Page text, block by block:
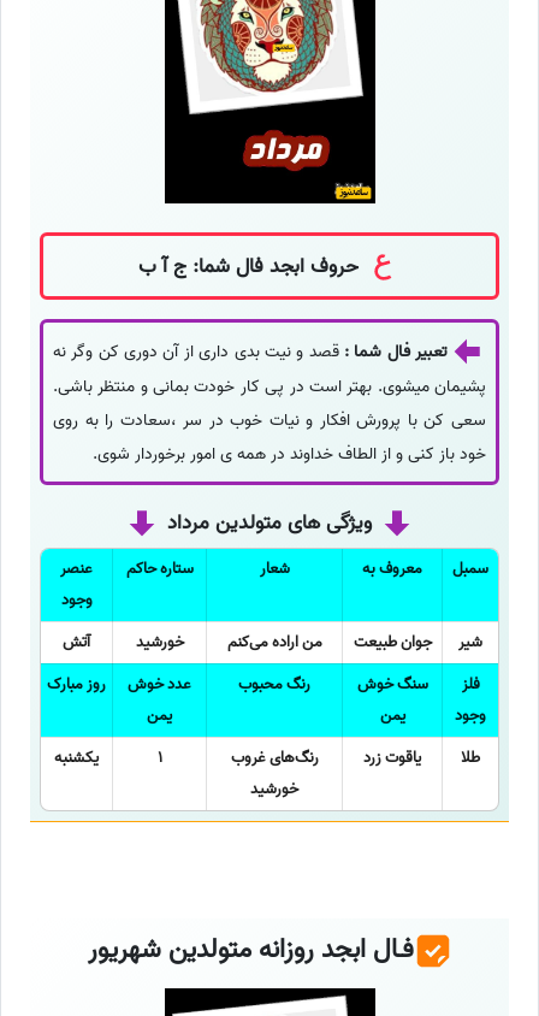
حروف ابجد فال شما: ج آ ب
تعبیر فال شما :قصد و نیت بدی داری از آن دوری کن وگر نه
پشیمان میشوی. بهتر است در پی کار خودت بمانی و منتظر باشی.
سعی کن با پرورش افکار و نیات خوب در سر ،سعادت را به روی
خود باز کنی و از الطاف خداوند در همه ی امور برخوردار شوی.
ویژگی های متولدین مرداد
سمبل معروف به شعار ستاره حاکم
عنصر
وجود
شیر
جوان طبیعت من اراده می‌کنم خورشید
آتش
فلز
وجود
سنگ خوش
یمن
رنگ محبوب
عدد خوش
یمن
روز مبارک
طلا یاقوت زرد
رنگ‌های غروب
خورشید
1 یکشنبه
فـال ابجد روزانه متولدین شهریور